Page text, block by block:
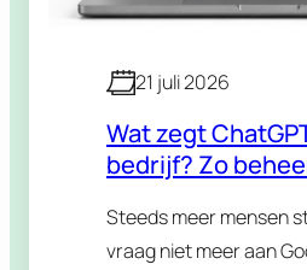
21 juli 2026
Wat zegt
bedrijf? Zo
Steeds meer mensen
vraag niet meer aan